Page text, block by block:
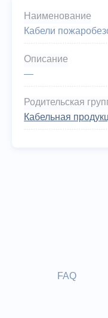
Наименование
Кабели
Описание
—
Родительская
Кабельная
FAQ